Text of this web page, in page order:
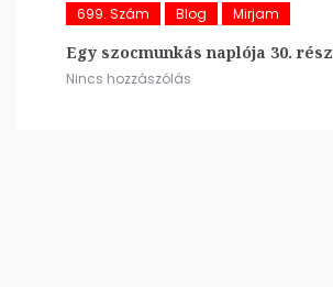
699. Szám Blog Mirjam
Egy szocmunkás naplója 30. rész
Nincs hozzászólás